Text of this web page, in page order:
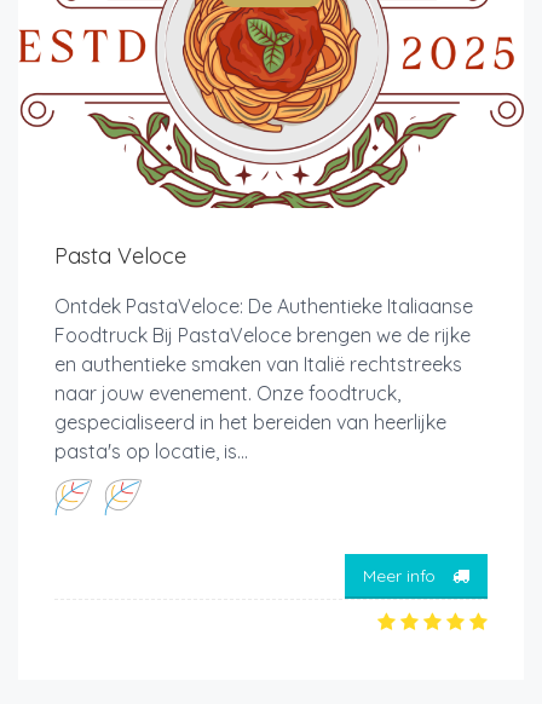
Pasta Veloce
Ontdek PastaVeloce: De Authentieke Italiaanse
Foodtruck Bij PastaVeloce brengen we de rijke
en authentieke smaken van Italië rechtstreeks
naar jouw evenement. Onze foodtruck,
gespecialiseerd in het bereiden van heerlijke
pasta's op locatie, is...
Meer info